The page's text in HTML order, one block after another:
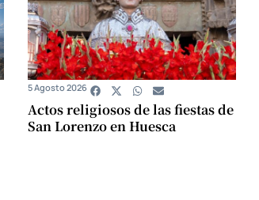
Actos religiosos de las fiestas de
San Lorenzo en Huesca
5 Agosto 2026